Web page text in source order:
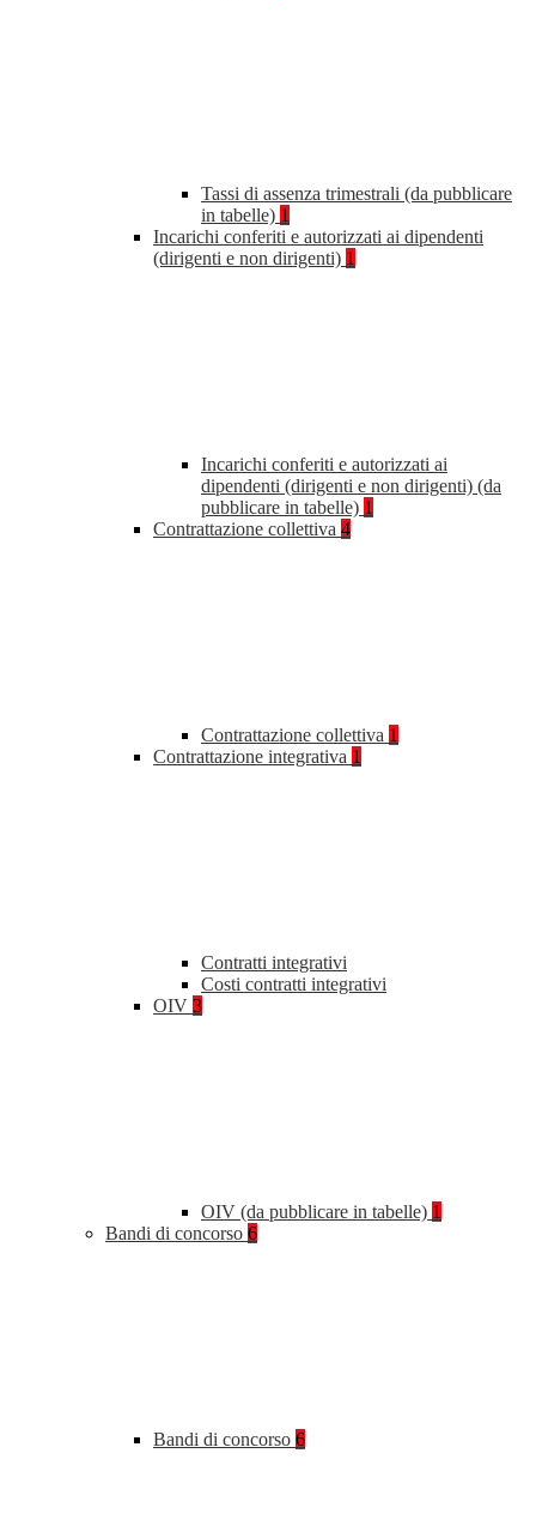
Tassi di assenza trimestrali (da pubblicare
in tabelle) 1
Incarichi conferiti e autorizzati ai dipendenti
(dirigenti e non dirigenti) 1
Incarichi conferiti e autorizzati ai
dipendenti (dirigenti e non dirigenti) (da
pubblicare in tabelle) 1
Contrattazione collettiva 4
Contrattazione collettiva 1
Contrattazione integrativa 1
Contratti integrativi
Costi contratti integrativi
OIV 3
OIV (da pubblicare in tabelle) 1
Bandi di concorso 6
Bandi di concorso 6